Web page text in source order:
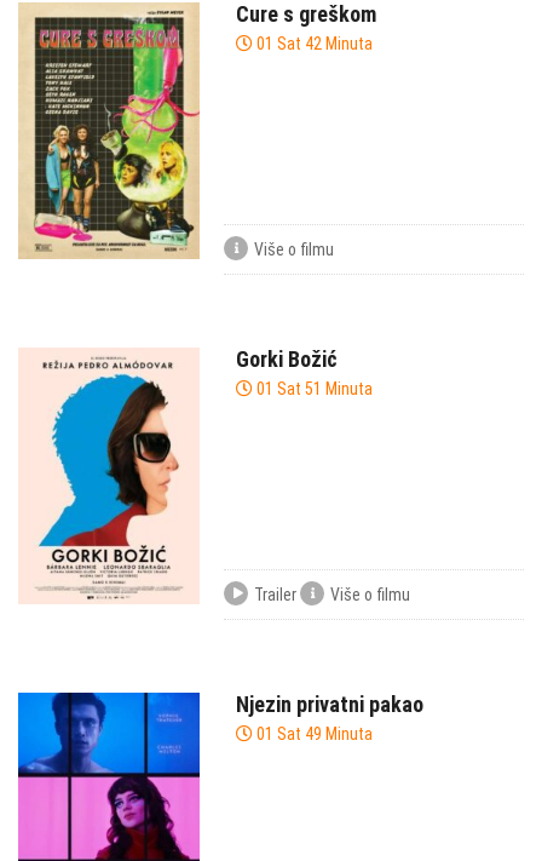
Cure s greškom
01 Sat 42 Minuta
Više o filmu
Gorki Božić
01 Sat 51 Minuta
Trailer Više o filmu
Njezin privatni pakao
01 Sat 49 Minuta